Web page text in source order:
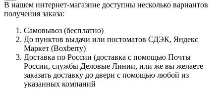
В нашем интернет-магазине доступны несколько вариантов
получения заказа:
Самовывоз (бесплатно)
До пунктов выдачи или постоматов СДЭК, Яндекс
Маркет (Boxberry)
Доставка по России (доставка с помощью Почты
России, службы Деловые Линии, или же вы желаете
заказать доставку до двери с помощью любой из
указанных компаний